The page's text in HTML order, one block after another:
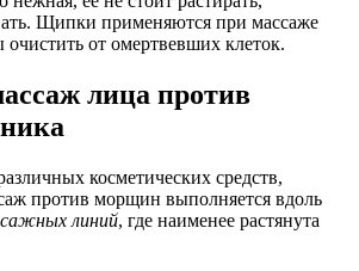
Щипки применяются при массаже
от омертвевших клеток.
лица против
косметических средств,
против морщин выполняется вдоль
линий, где наименее растянута